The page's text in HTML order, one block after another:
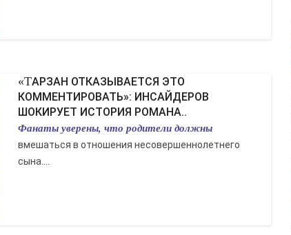
«ТАРЗАН ОТКАЗЫВАЕТСЯ ЭТО
КОММЕНТИРОВАТЬ»: ИНСАЙДЕРОВ
ШОКИРУЕТ ИСТОРИЯ РОМАНА..
Фанаты уверены, что родители должны
вмешаться в отношения несовершеннолетнего
сына....